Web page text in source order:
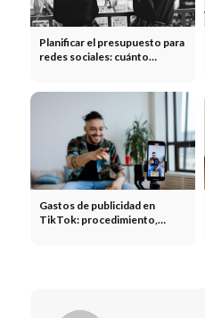
Planificar el presupuesto para
redes sociales: cuánto
Gastos de publicidad en
TikTok: procedimiento,